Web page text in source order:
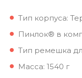
Тип корпуса:
Пинлок® в
Тип ремешка
Масса: 1540 г